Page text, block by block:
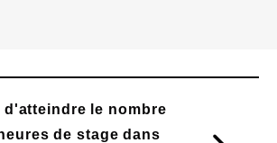
le nombre
de stage dans